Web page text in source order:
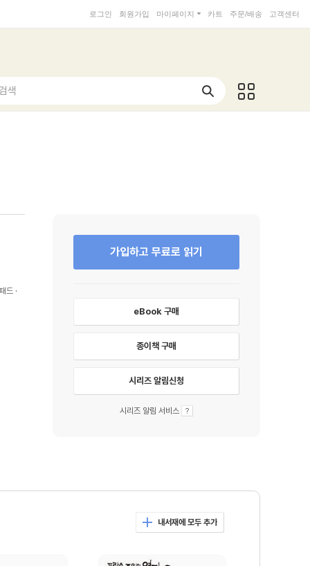
로그인 회원가입 마이페이지 카트 주문/배송 고객센터
색
드
가입하고 무료로 읽기
eBook 구매
종이책 구매
시리즈 알림신청
시리즈 알림 서비스
내서재에 모두 추가